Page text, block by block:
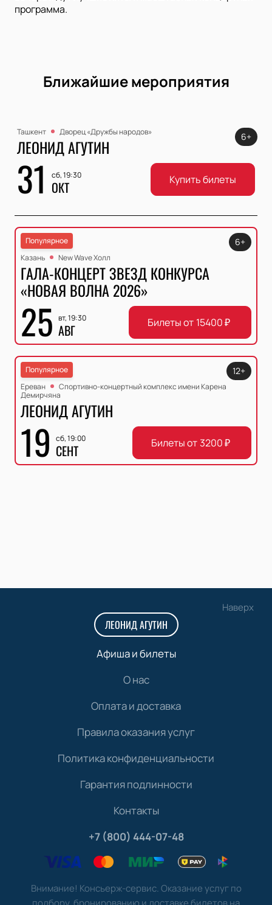
программа.
Ближайшие мероприятия
Ташкент Дворец «Дружбы народов»
ЛЕОНИД АГУТИН
31 сб, 19:30
ОКТ
6+
Купить билеты
Популярное
Казань
New Wave Холл
ГАЛА-КОНЦЕРТ ЗВЕЗД КОНКУРСА
«НОВАЯ ВОЛНА 2026»
25 вт, 19:30
АВГ
6+
Билеты от 15400₽
Популярное
Ереван
Спортивно-концертный комплекс имени Карена
Демирчяна
ЛЕОНИД АГУТИН
19 сб, 19:00
СЕНТ
12+
Билеты от 3200₽
Наверх
ЛЕОНИД АГУТИН
Афиша и билеты
О нас
Оплата и доставка
Правила оказания услуг
Политика конфиденциальности
Гарантия подлинности
Контакты
+7 (800) 444-07-48
Внимание! Консьерж-сервис. Оказание услуг по